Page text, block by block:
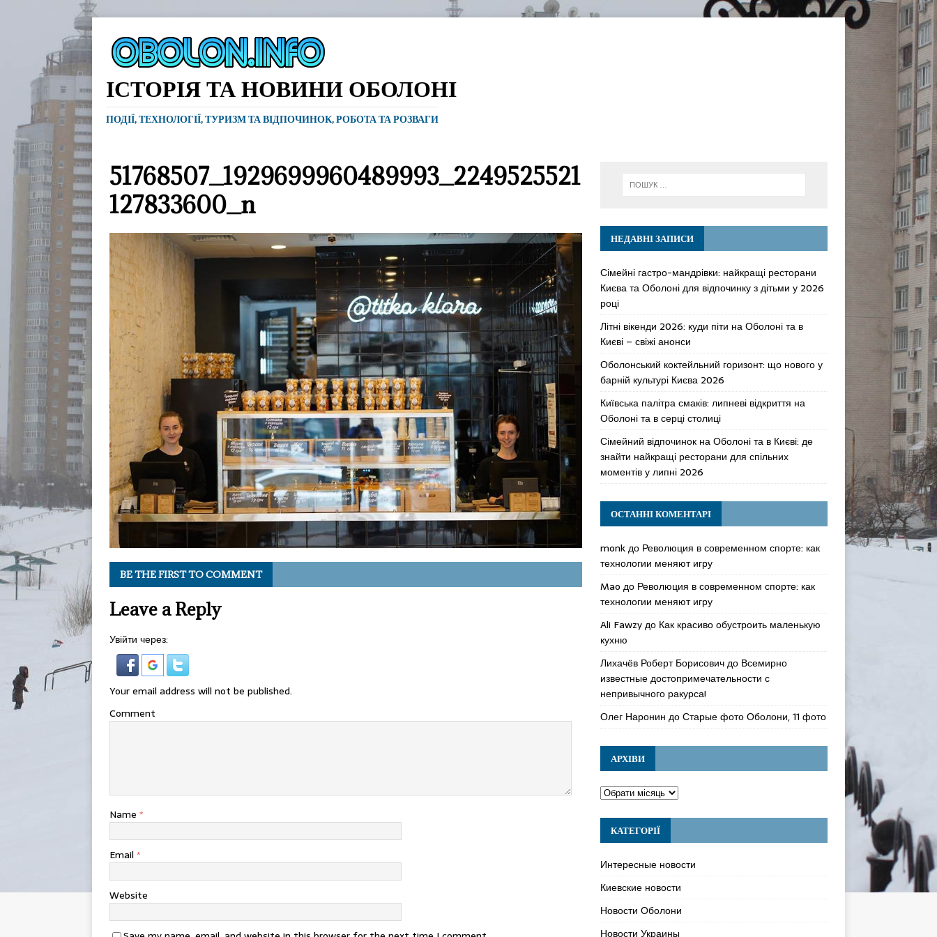
ІСТОРІЯ ТА НОВИНИ ОБОЛОНІ
ПОДІЇ, ТЕХНОЛОГІЇ, ТУРИЗМ ТА ВІДПОЧИНОК, РОБОТА ТА РОЗВАГИ
51768507_1929699960489993_2249525521
127833600_n
BE THE FIRST TO COMMENT
Leave a Reply
Увійти через:
Your email address will not be published.
Comment
Name *
Email *
Website
НЕДАВНІ ЗАПИСИ
Сімейні гастро-мандрівки: найкращі ресторани
Києва та Оболоні для відпочинку з дітьми у 2026
році
Літні вікенди 2026: куди піти на Оболоні та в
Києві – свіжі анонси
Оболонський коктейльний горизонт: що нового у
барній культурі Києва 2026
Київська палітра смаків: липневі відкриття на
Оболоні та в серці столиці
Сімейний відпочинок на Оболоні та в Києві: де
знайти найкращі ресторани для спільних
моментів у липні 2026
ОСТАННІ КОМЕНТАРІ
monkдо Революция в современном спорте: как
технологии меняют игру
Mao до Революция в современном спорте: как
технологии меняют игру
Ali Fawzyдо Как красиво обустроить маленькую
кухню
Лихачёв Роберт Борисовичдо Всемирно
известные достопримечательности с
непривычного ракурса!
Олег Наронин доСтарые фото Оболони, 11 фото
АРХІВИ
КАТЕГОРІЇ
Интересные новости
Киевские новости
Новости Оболони
Новости Украины